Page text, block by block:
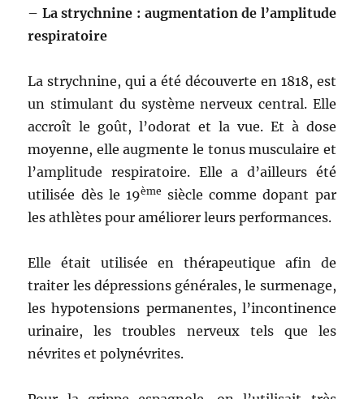
– La strychnine : augmentation de l’amplitude
respiratoire
La strychnine, qui a été découverte en 1818, est
un stimulant du système nerveux central. Elle
accroît le goût, l’odorat et la vue. Et à dose
moyenne, elle augmente le tonus musculaire et
l’amplitude respiratoire. Elle a d’ailleurs été
utilisée dès le 19ème siècle comme dopant par
les athlètes pour améliorer leurs performances.
Elle était utilisée en thérapeutique afin de
traiter les dépressions générales, le surmenage,
les hypotensions permanentes, l’incontinence
urinaire, les troubles nerveux tels que les
névrites et polynévrites.